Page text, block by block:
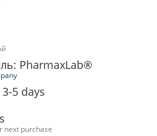
PharmaxLab®
5 days
next purchase